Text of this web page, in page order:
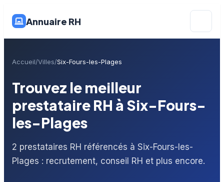
Annuaire RH
Accueil Villes Six-Fours-les-Plages
Trouvez le meilleur
prestataire RH à Six-Fours-
les-Plages
2 prestataires RH référencés à Six-Fours-les-
Plages : recrutement, conseil RH et plus encore.